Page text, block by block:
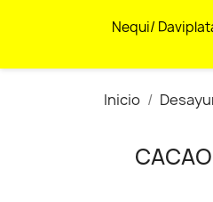
Nequi/
Inicio